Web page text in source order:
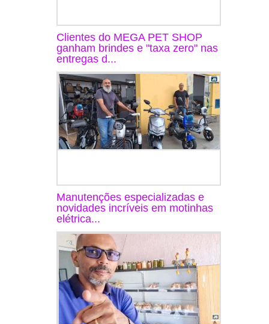
Clientes do MEGA PET SHOP
ganham brindes e "taxa zero" nas
entregas d...
Manutenções especializadas e
novidades incríveis em motinhas
elétrica...